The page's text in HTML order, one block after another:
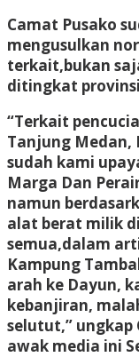
Camat Pusako
mengusulkan
terkait,bukan
ditingkat
“Terkait
Tanjung Medan,
sudah kami
Marga Dan
namun
alat berat milik
semua,dalam
Kampung
arah ke Dayun,
kebanjiran,
selutut,” ungkap
awak media ini